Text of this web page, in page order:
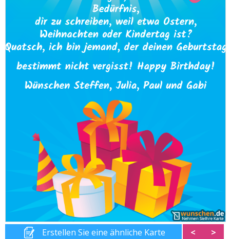
Erstellen Sie eine ähnliche Karte < >